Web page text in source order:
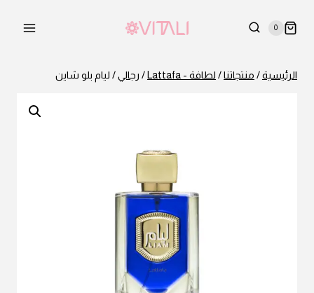
0
الرئيسية/ منتجاتنا/ لطافة - Lattafa / رجالي/ ليام بلو شاين